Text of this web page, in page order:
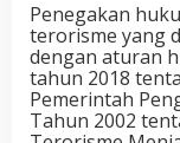
Penegakan
terorisme yang
dengan aturan
tahun 2018
Pemerintah
Tahun 2002